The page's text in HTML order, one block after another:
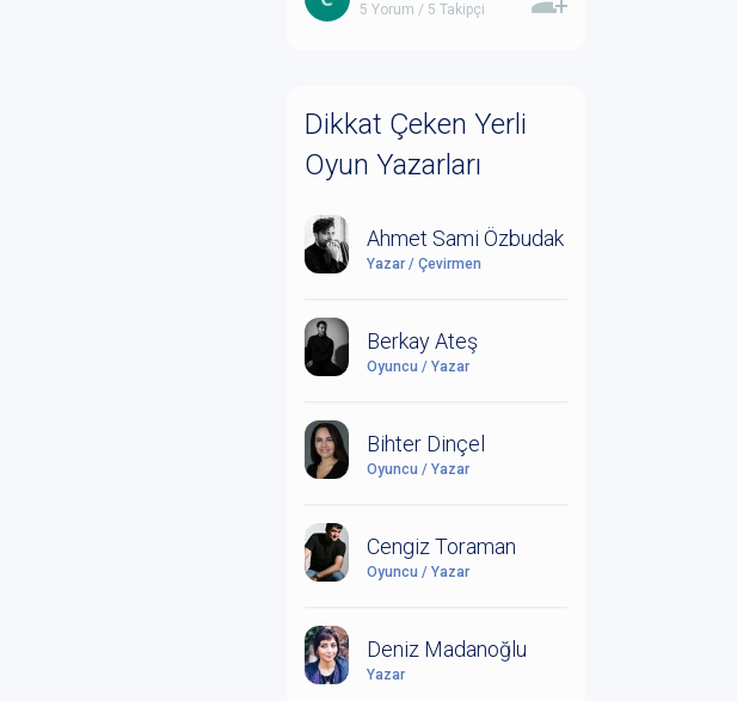
5 Yorum / 5 Takipçi
Dikkat Çeken Yerli
Oyun Yazarları
Ahmet Sami Özbudak
Yazar / Çevirmen
Berkay Ateş
Oyuncu / Yazar
Bihter Dinçel
Oyuncu / Yazar
Cengiz Toraman
Oyuncu / Yazar
Deniz Madanoğlu
Yazar